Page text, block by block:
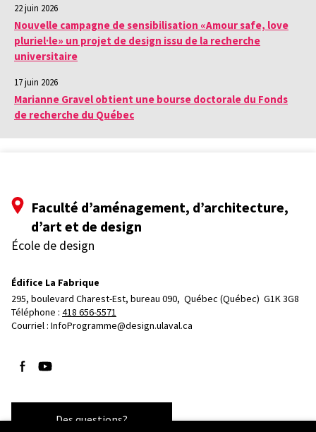
22 juin 2026
Nouvelle campagne de sensibilisation «Amour safe, love
pluriel·le» un projet de design issu de la recherche
universitaire
17 juin 2026
Marianne Gravel obtient une bourse doctorale du Fonds
de recherche du Québec
Faculté d’aménagement, d’architecture,
d’art et de design
École de design
Édifice La Fabrique
295, boulevard Charest-Est, bureau 090, Québec (Québec)  G1K 3G8
Téléphone : 418 656-5571
Courriel : InfoProgramme@design.ulaval.ca
Suivez-nous sur Facebook
Suivez-nous sur YouTube
Des questions?